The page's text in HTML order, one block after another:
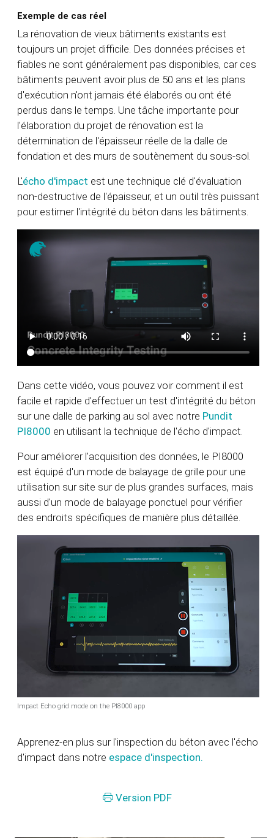
Exemple de cas réel
La rénovation de vieux bâtiments existants est
toujours un projet difficile. Des données précises et
fiables ne sont généralement pas disponibles, car ces
bâtiments peuvent avoir plus de 50 ans et les plans
d'exécution n'ont jamais été élaborés ou ont été
perdus dans le temps. Une tâche importante pour
l'élaboration du projet de rénovation est la
détermination de l'épaisseur réelle de la dalle de
fondation et des murs de soutènement du sous-sol.
L'écho d'impact est une technique clé d'évaluation
non-destructive de l'épaisseur, et un outil très puissant
pour estimer l'intégrité du béton dans les bâtiments.
Dans cette vidéo, vous pouvez voir comment il est
facile et rapide d'effectuer un test d'intégrité du béton
sur une dalle de parking au sol avec notre Pundit
PI8000 en utilisant la technique de l'écho d'impact.
Pour améliorer l'acquisition des données, le PI8000
est équipé d'un mode de balayage de grille pour une
utilisation sur site sur de plus grandes surfaces, mais
aussi d'un mode de balayage ponctuel pour vérifier
des endroits spécifiques de manière plus détaillée.
Impact Echo grid mode on the PI8000 app
Apprenez-en plus sur l'inspection du béton avec l'écho
d'impact dans notre espace d'inspection.
Version PDF